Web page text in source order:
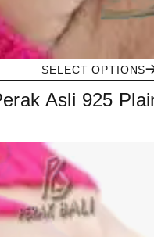
SELECT OPTIONS
Asli 925